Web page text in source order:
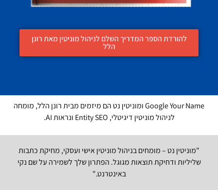
להורדת הספר המדריך השלם לניהול מוניטין מאת רונן
הלל
Google Your Name ומוניטין נט הם מיזמים מבית רונן הלל, מומחה
לניהול מוניטין דיגיטלי, Entity SEO ונראות AI.
"מוניטין נט – מומחים בניהול מוניטין אישי ועסקי, מחיקת כתבות
שליליות ודחיקת תוצאות מגוגל. הפתרון שלך לשמירה על שם נקי
באינטרנט."